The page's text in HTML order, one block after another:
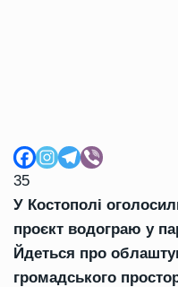
35
У Костополі
проєкт водограю у
Йдеться про
громадського